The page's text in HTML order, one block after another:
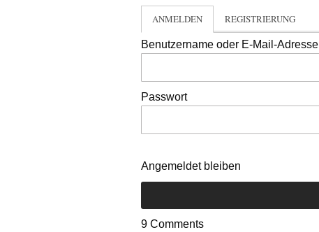
ANMELDEN REGISTRIERUNG
Benutzername oder E-Mail-Adresse
Passwort
Angemeldet bleiben
9 Comments